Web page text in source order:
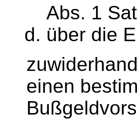
Abs. 1
über die
einen